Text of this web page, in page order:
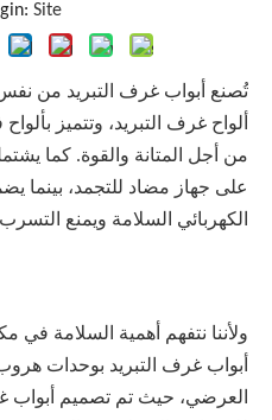
Site
تُصنع أبواب غرف التبريد من نفس
ألواح غرف التبريد، وتتميز
من أجل المتانة والقوة. كما
على جهاز مضاد للتجمد، بينما
الكهربائي السلامة ويمنع التسرب
ولأننا نتفهم أهمية السلامة
أبواب غرف التبريد بوحدات هروب
العرضي، حيث تم تصميم أبواب